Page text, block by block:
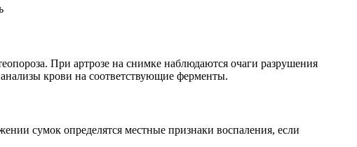
При артрозе на снимке наблюдаются очаги разрушения
крови на соответствующие ферменты.
сумок определятся местные признаки воспаления, если